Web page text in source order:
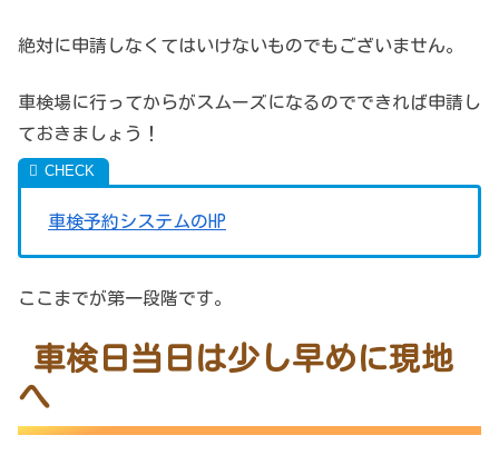
絶対に申請しなくてはいけないものでもございません。
車検場に行ってからがスムーズになるのでできれば申請し
ておきましょう！
車検予約システムのHP
ここまでが第一段階です。
車検日当日は少し早めに現地
へ